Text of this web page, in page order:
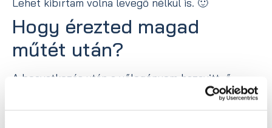
Hogy érezted magad
műtét után?
A beavatkozás után a vőlegényem hazavitt, ő
műkönnyre volt szükségem, akkor egyből a